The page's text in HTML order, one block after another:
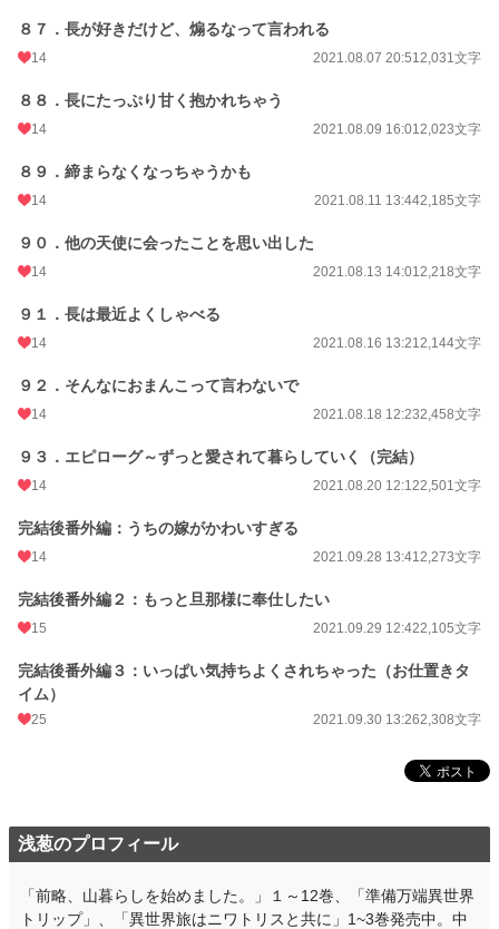
８７．長が好きだけど、煽るなって言われる
14 2021.08.07 20:512,031文字
８８．長にたっぷり甘く抱かれちゃう
14 2021.08.09 16:012,023文字
８９．締まらなくなっちゃうかも
14 2021.08.11 13:442,185文字
９０．他の天使に会ったことを思い出した
14 2021.08.13 14:012,218文字
９１．長は最近よくしゃべる
14 2021.08.16 13:212,144文字
９２．そんなにおまんこって言わないで
14 2021.08.18 12:232,458文字
９３．エピローグ～ずっと愛されて暮らしていく（完結）
14 2021.08.20 12:122,501文字
完結後番外編：うちの嫁がかわいすぎる
14 2021.09.28 13:412,273文字
完結後番外編２：もっと旦那様に奉仕したい
15 2021.09.29 12:422,105文字
完結後番外編３：いっぱい気持ちよくされちゃった（お仕置きタ
イム）
25 2021.09.30 13:262,308文字
浅葱のプロフィール
「前略、山暮らしを始めました。」１～12巻、「準備万端異世界
トリップ」、「異世界旅はニワトリスと共に」1~3巻発売中。中